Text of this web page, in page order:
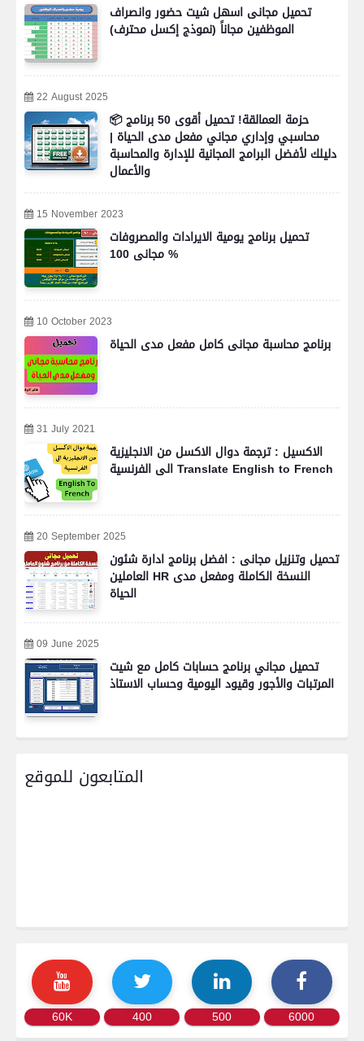
تحميل مجانى اسهل شيت حضور وانصراف
الموظفين مجاناً (نموذج إكسل محترف)
22 August 2025
📦 حزمة العمالقة! تحميل أقوى 50 برنامج
محاسبي وإداري مجاني مفعل مدى الحياة |
دليلك لأفضل البرامج المجانية للإدارة والمحاسبة
والأعمال
15 November 2023
تحميل برنامج يومية الايرادات والمصروفات
مجانى 100 %
10 October 2023
برنامج محاسبة مجانى كامل مفعل مدى الحياة
31 July 2021
الاكسيل : ترجمة دوال الاكسل من الانجليزية
الى الفرنسية Translate English to French
20 September 2025
تحميل وتنزيل مجانى : افضل برنامج ادارة شئون
العاملين HR النسخة الكاملة ومفعل مدى
الحياة
09 June 2025
تحميل مجاني برنامج حسابات كامل مع شيت
المرتبات والأجور وقيود اليومية وحساب الاستاذ
المتابعون للموقع
60K 400 500 6000